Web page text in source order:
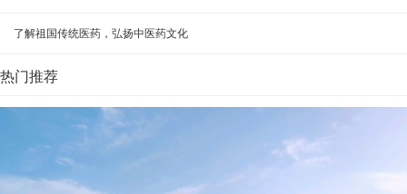
了解祖国传统医药，弘扬中医药文化
热门推荐